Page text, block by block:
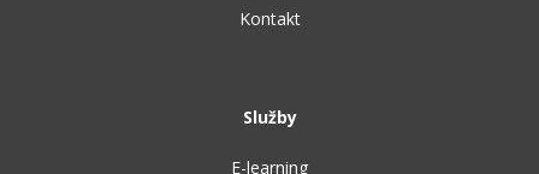
Kontakt
Služby
E-learning